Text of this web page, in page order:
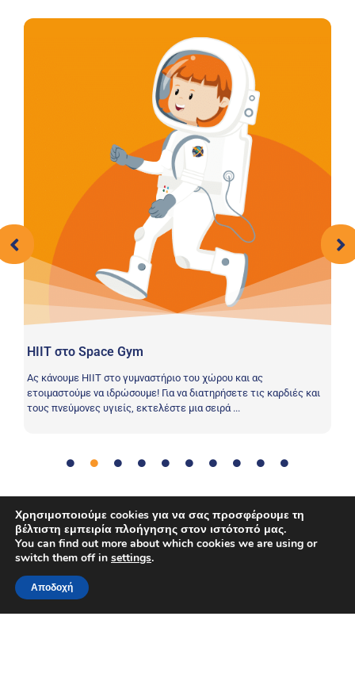
HIIT στο Space Gym
Ας κάνουμε HIIT στο γυμναστήριο του χώρου και ας
ετοιμαστούμε να ιδρώσουμε! Για να διατηρήσετε τις καρδιές και
τους πνεύμονες υγιείς, εκτελέστε μια σειρά ...
Tag: Επικοινωνία, Διατροφή, Φυτά,Επίλυση προβλημάτων
Επιστήμη,Ομαδική εργασία
Χρησιμοποιούμε cookies για να σας προσφέρουμε τη
βέλτιστη εμπειρία πλοήγησης στον ιστότοπό μας.
You can find out more about which cookies we are using or
switch them off in settings.
Αποδοχή